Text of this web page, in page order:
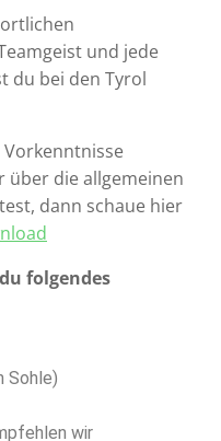
und jede
du bei den Tyrol
über die allgemeinen
dann schaue hier
folgendes
Sohle)
wir